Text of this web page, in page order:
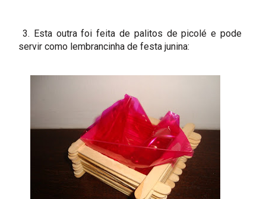
3. Esta outra foi feita de palitos de picolé e pode
servir como lembrancinha de festa junina: